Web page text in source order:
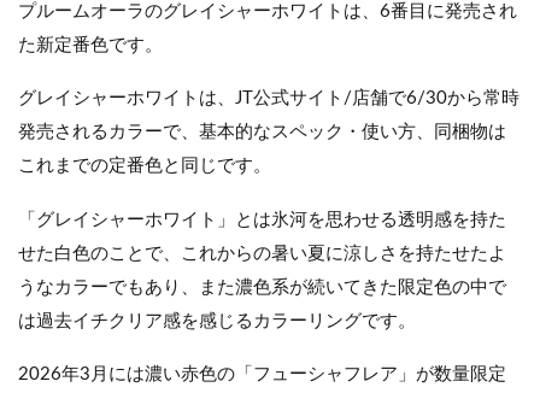
プルームオーラのグレイシャーホワイトは、6番目に発売され
た新定番色です。
グレイシャーホワイトは、JT公式サイト/店舗で6/30から常時
発売されるカラーで、基本的なスペック・使い方、同梱物は
これまでの定番色と同じです。
「グレイシャーホワイト」とは氷河を思わせる透明感を持た
せた白色のことで、これからの暑い夏に涼しさを持たせたよ
うなカラーでもあり、また濃色系が続いてきた限定色の中で
は過去イチクリア感を感じるカラーリングです。
2026年3月には濃い赤色の「フューシャフレア」が数量限定